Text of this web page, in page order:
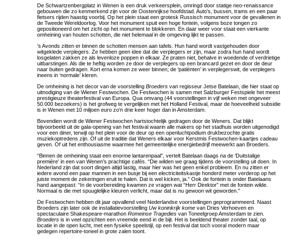
De Schwartzenbergplatz in Wenen is een druk verkeersplein, omringd door statige neo-renaissance
gebouwen die zo kenmerkend zijn voor de Oostenrijkse hoofdstad. Auto’s, bussen, trams en een paar
fietsers rijden haastig voorbij. Op het plein staat een grotesk Russisch monument voor de gevallenen in
de Tweede Wereldoorlog. Voor het monument spuit een hoge fontein, volgens boze tongen zo
gepositioneerd om het zicht op het monument te blokkeren. En daar weer voor staat een vierkante
omheining van houten schotten, die niet helemaal in de omgeving lijkt te passen.
’s Avonds zitten er binnen de schotten mensen aan tafels. Hun hand wordt vastgehouden door
witgeklede verplegers. Ze hebben geen idee dat die verplegers er zijn, maar zodra hun hand wordt
losgelaten zakken ze als levenloze poppen in elkaar. Ze praten niet, behalve in woedende of verdrietige
uitbarstingen. Als die te heftig worden ze door de verplegers op een brancard gezet en door de deur
naar buiten gedragen. Kort erna komen ze weer binnen; de ‘patiënten’ in verplegerswit, de verplegers
ineens in ‘normale’ kleren.
De omheining is het decor van de voorstelling Broeders van regisseur Jetse Batelaan, die hier staat op
uitnodiging van de Wiener Festwochen. De Festwochen is samen met Salzburger Festspiele het meest
prestigieuze theaterfestival van Europa. Qua omvang (44 voorstellingen in vijf weken met ongeveer
50.000 bezoekers) is het grofweg te vergelijken met het Holland Festival, maar de hoeveelheid subsidie
is in Wenen met 10 miljoen euro zo’n drie keer hoger dan in Amsterdam.
Bovendien wordt de Wiener Festwochen hartstochtelijk gedragen door de Weners. Dat blijkt
bijvoorbeeld uit de gala-opening van het festival waarin alle makers op het stadhuis worden uitgenodigd
voor een diner, terwijl op het plein voor de deur op een openluchtpodium drukbezochte gratis
muziekoptredens zijn. Of uit de traditie dat Weners elkaar voor Kerstmis Festwochen-kaartjes cadeau
geven. Of uit het enthousiasme waarmee het gemeentelijke energiebedrijf meewerkt aan Broeders.
“Binnen de omheining staat een enorme lantarenpaal”, vertelt Batelaan daags na de ‘Duitstalige
première’ in een van Wenen’s prachtige cafés. “Die wilden we graag tijdens de voorstelling uit doen. In
Nederland zijn dat soort dingen altijd lastig, maar hier was het geen enkel probleem. En nu zitten er
iedere avond een paar mannen in een busje bij een electriciteitskastje honderd meter verderop op het
juiste moment de zekeringen eruit te halen. Dat is wel kicken, ja.” Ook de fontein is onder Batelaans
hand aangepast: “In de voorbereiding kwamen ze vragen wat “Herr Direktor” met de fontein wilde.
Normaal is die met spuuglelijke kleuren verlicht, maar dat is nu gewoon wit geworden.”
De Festwochen hebben dit jaar opvallend veel Nederlandse voorstellingen geprogrammeerd. Naast
Broeders zijn later ook de installatievoorstelling Uw koninkrijk kome van Dries Verhoeven en
spectaculaire Shakespeare-marathon Romeinse Tragedies van Toneelgroep Amsterdam te zien.
Broeders is in veel opzichten een vreemde eend in de bijt. Het is beeldend theater zonder taal, op
locatie in de open lucht, met een fysieke speelstijl, op een festival dat toch vooral modern maar
gedegen repertoire-toneel in grote zalen toont.